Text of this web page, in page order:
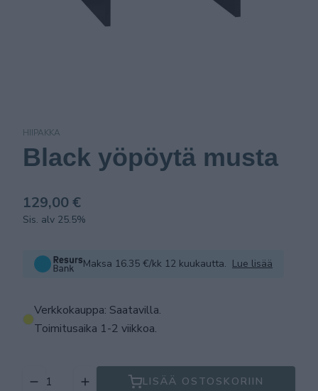
HIIPAKKA
Black yöpöytä musta
129,00 €
Sis. alv 25.5%
Maksa 16.35 €/kk 12 kuukautta. Lue lisää
Verkkokauppa: Saatavilla.
Toimitusaika 1-2 viikkoa.
LISÄÄ OSTOSKORIIN